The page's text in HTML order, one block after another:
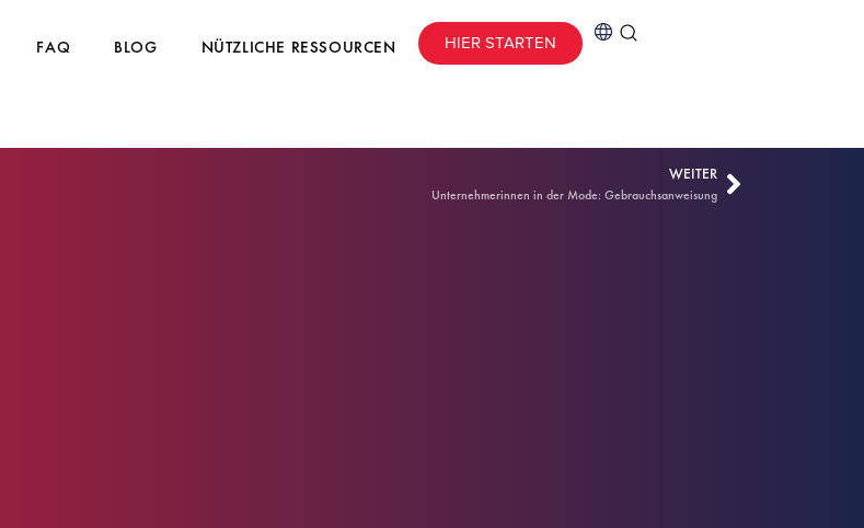
FAQ BLOG NÜTZLICHE RESSOURCEN HIER STARTEN
WEITER
Unternehmerinnen in der Mode: Gebrauchsanweisung